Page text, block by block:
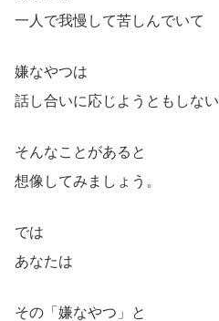
一人で我慢して苦しんでいて
嫌なやつは
話し合いに応じようともしない
そんなことがあると
想像してみましょう。
では
あなたは
その「嫌なやつ」と